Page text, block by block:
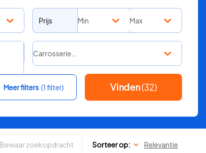
Prijs Min Max
Carrosserie…
Meer filters (1 filter) Vinden(32)
Bewaar zoekopdracht Sorteer op: Relevantie